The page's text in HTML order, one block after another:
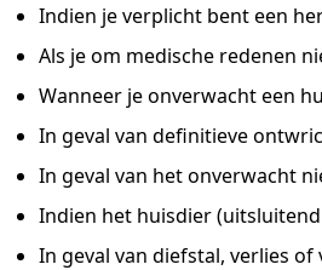
Indien je verplicht bent een
Als je om medische redenen
Wanneer je onverwacht een
In geval van definitieve
In geval van het onverwacht
Indien het huisdier
In geval van diefstal, verlies